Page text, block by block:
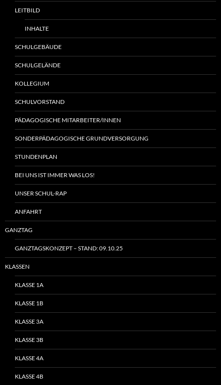
LEITBILD
INHALTE
SCHULGEBÄUDE
SCHULGELÄNDE
KOLLEGIUM
SCHULVORSTAND
PÄDAGOGISCHE MITARBEITER/INNEN
SONDERPÄDAGOGISCHE GRUNDVERSORGUNG
STUNDENPLAN
BEI UNS IST IMMER WAS LOS!
UNSER SCHUL-RAP
ANFAHRT
GANZTAG
GANZTAGSKONZEPT – STAND: 09.10.25
KLASSEN
KLASSE 1A
KLASSE 1B
KLASSE 3A
KLASSE 3B
KLASSE 4A
KLASSE 4B